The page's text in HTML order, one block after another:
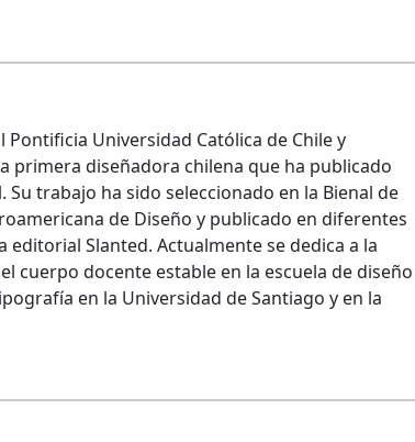
Universidad Católica de Chile y
primera diseñadora chilena que ha publicado
trabajo ha sido seleccionado en la Bienal de
de Diseño y publicado en diferentes
Slanted. Actualmente se dedica a la
cuerpo docente estable en la escuela de diseño
en la Universidad de Santiago y en la